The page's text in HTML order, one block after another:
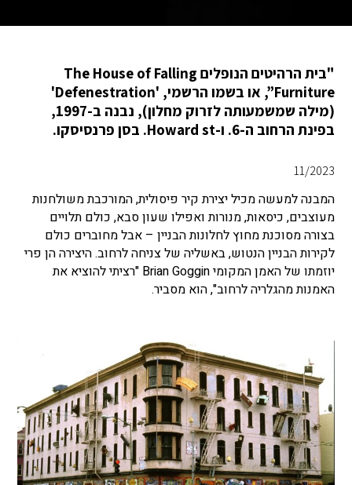
"בית הרהיטים הנופלים The House of Falling
Furniture”, או בשמו הרשמי, 'Defenestration'
(מילה שמשמעותה לזרוק מחלון), נבנה ב-1997,
בפינת הרחוב ה-6. ו-Howard st. בסן פרנסיסקו.
11/2023
המבנה למעשה מכיל יצירת קיר פיסולית, המורכבת משולחנות
מעוצבים, כיסאות, מנורות ואפילו שעון סבא, כולם תלויים
בצורה מסוכנת מחוץ לחלונות הבניין – אבל מחוברים כולם
לקירות הבניין הנטוש, באשליה של צניחה לרחוב. היצירה הן פרי
יוזמתו של האמן המקומי Brian Goggin "רציתי להוציא את
האמנות מהגלריה לרחוב", הוא מסביר.